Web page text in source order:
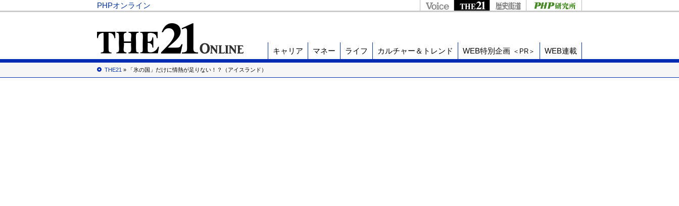
PHPオンライン
キャリア マネー ライフ カルチャー＆トレンド WEB特別企画 ＜PR＞ WEB連載
THE21 » 「氷の国」だけに情熱が足りない！？（アイスランド）